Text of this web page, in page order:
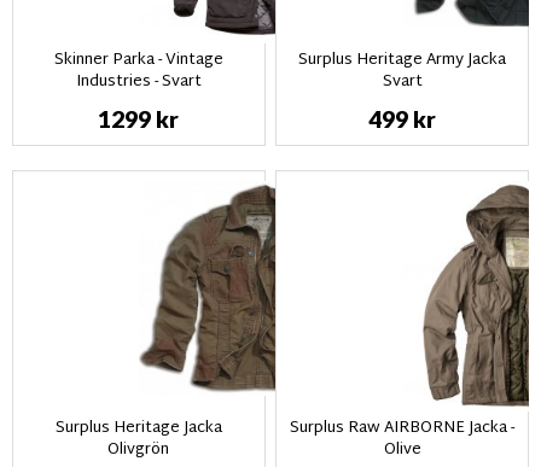
Skinner Parka - Vintage
Industries - Svart
1299 kr
Surplus Heritage Army Jacka
Svart
499 kr
Surplus Heritage Jacka
Olivgrön
Surplus Raw AIRBORNE Jacka -
Olive